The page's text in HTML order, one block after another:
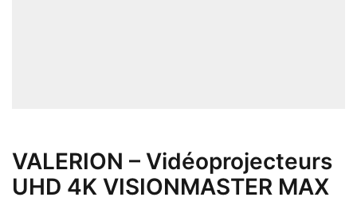
VALERION – Vidéoprojecteurs
UHD 4K VISIONMASTER MAX